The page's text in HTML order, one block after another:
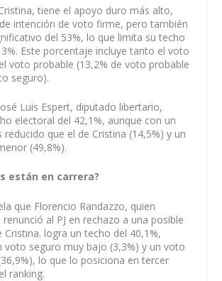
tiene el apoyo duro más alto,
intención de voto firme, pero también
del 53%, lo que limita su techo
Este porcentaje incluye tanto el voto
voto probable (13,2% de voto probable
seguro).
Luis Espert, diputado libertario,
electoral del 42,1%, aunque con un
que el de Cristina (14,5%) y un
(49,8%).
están en carrera?
que Florencio Randazzo, quien
al PJ en rechazo a una posible
Cristina. logra un techo del 40,1%,
voto seguro muy bajo (3,3%) y un voto
lo que lo posiciona en tercer
ranking.